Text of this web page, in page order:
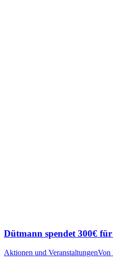
Dütmann spendet 300€
Aktionen und VeranstaltungenVon